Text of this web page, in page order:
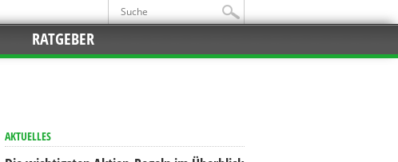
RATGEBER
AKTUELLES